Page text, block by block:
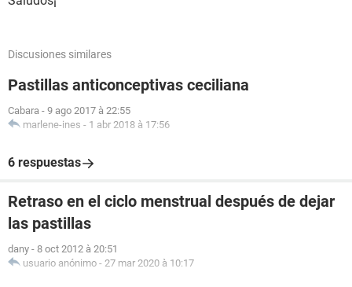
Discusiones similares
Pastillas anticonceptivas ceciliana
Cabara - 9 ago 2017 à 22:55
marlene-ines - 1 abr 2018 à 17:56
6 respuestas
Retraso en el ciclo menstrual después de dejar
las pastillas
dany - 8 oct 2012 à 20:51
usuario anónimo - 27 mar 2020 à 10:17